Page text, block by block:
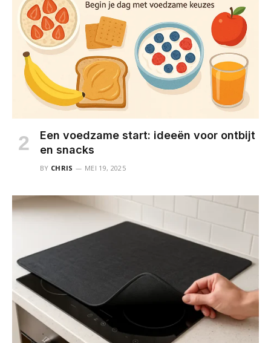
Een voedzame start: ideeën voor ontbijt
en snacks
BY CHRIS MEI 19, 2025